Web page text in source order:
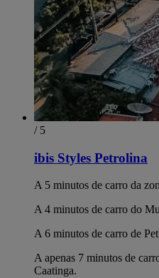
/ 5
ibis Styles Petrolina
A 5 minutos de carro da
A 4 minutos de carro do
A 6 minutos de carro de
A apenas 7 minutos de
Caatinga.